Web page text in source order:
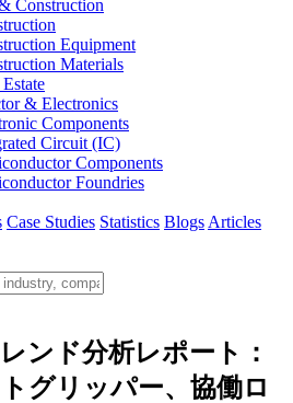
Construction
Equipment
Materials
& Electronics
Components
Circuit (IC)
Components
Foundries
Case Studies Statistics Blogs Articles
ンド分析レポート：
グリッパー、協働ロ